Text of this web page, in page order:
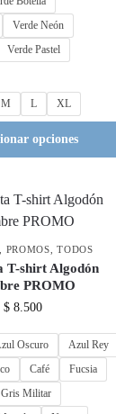
Verde Neón
Verde Pastel
M L XL
opciones
PROMOS ,TODOS
T-shirt Algodón
PROMO
$ 8.500
Oscuro
Azul Rey
Café
Fucsia
Gris Militar